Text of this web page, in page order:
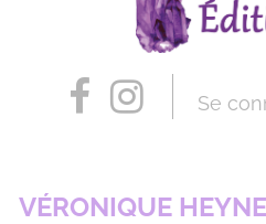
Se
VÉRONIQUE